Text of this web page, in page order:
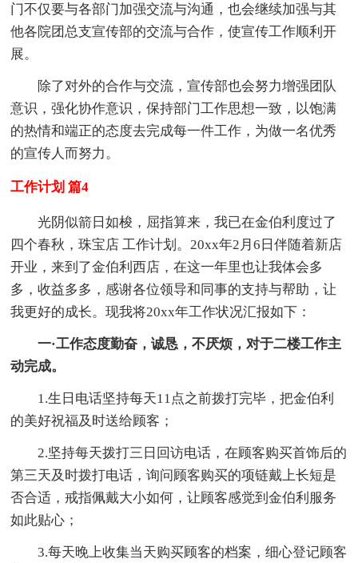
门不仅要与各部门加强交流与沟通，也会继续加强与其
他各院团总支宣传部的交流与合作，使宣传工作顺利开
展。
除了对外的合作与交流，宣传部也会努力增强团队
意识，强化协作意识，保持部门工作思想一致，以饱满
的热情和端正的态度去完成每一件工作，为做一名优秀
的宣传人而努力。
工作计划 篇4
光阴似箭日如梭，屈指算来，我已在金伯利度过了
四个春秋，珠宝店 工作计划。20xx年2月6日伴随着新店
开业，来到了金伯利西店，在这一年里也让我体会多
多，收益多多，感谢各位领导和同事的支持与帮助，让
我更好的成长。现我将20xx年工作状况汇报如下：
一·工作态度勤奋，诚恳，不厌烦，对于二楼工作主
动完成。
1.生日电话坚持每天11点之前拨打完毕，把金伯利
的美好祝福及时送给顾客；
2.坚持每天拨打三日回访电话，在顾客购买首饰后的
第三天及时拨打电话，询问顾客购买的项链戴上长短是
否合适，戒指佩戴大小如何，让顾客感觉到金伯利服务
如此贴心；
3.每天晚上收集当天购买顾客的档案，细心登记顾客